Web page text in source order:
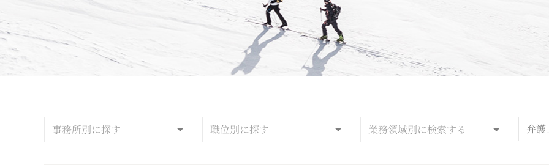
事務所別に探す 職位別に探す 業務領域別に検索する